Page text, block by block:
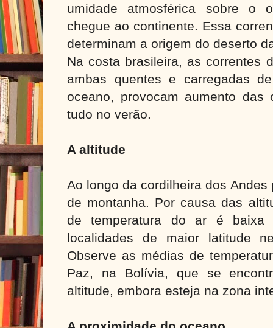
umidade atmosférica sobre o
chegue ao continente. Essa
determinam a origem do deserto
Na costa brasileira, as correntes
ambas quentes e carregadas
oceano, provocam aumento das
tudo no verão.
A altitude
Ao longo da cordilheira dos
de montanha. Por causa das
de temperatura do ar é
localidades de maior latitude
Observe as médias de
Paz, na Bolívia, que se
altitude, embora esteja na zona